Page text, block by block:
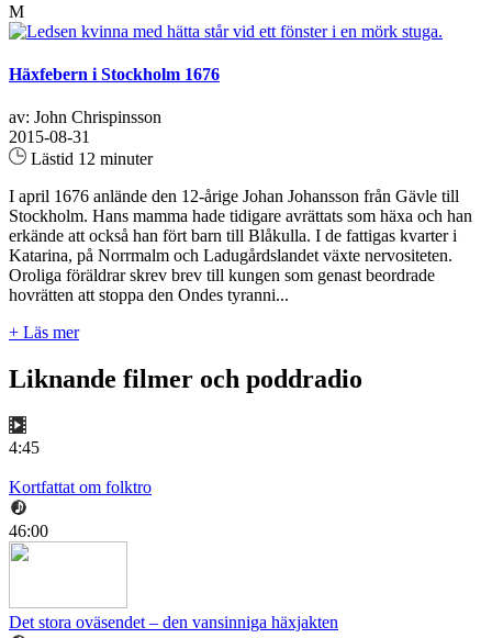
M
Häxfebern i Stockholm 1676
av: John Chrispinsson
2015-08-31
Lästid 12 minuter
I april 1676 anlände den 12-årige Johan Johansson från Gävle till
Stockholm. Hans mamma hade tidigare avrättats som häxa och han
erkände att också han fört barn till Blåkulla. I de fattigas kvarter i
Katarina, på Norrmalm och Ladugårdslandet växte nervositeten.
Oroliga föräldrar skrev brev till kungen som genast beordrade
hovrätten att stoppa den Ondes tyranni...
+ Läs mer
Liknande filmer och poddradio
4:45
Kortfattat om folktro
46:00
Det stora oväsendet – den vansinniga häxjakten